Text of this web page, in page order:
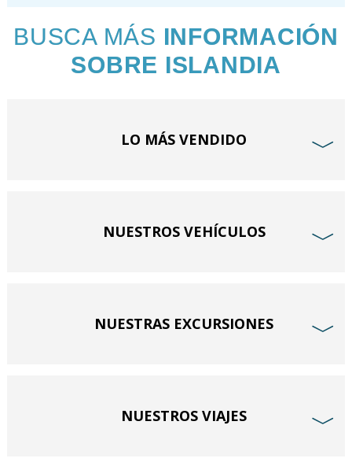
BUSCA MÁS INFORMACIÓN
SOBRE ISLANDIA
LO MÁS VENDIDO ﹀
NUESTROS VEHÍCULOS ﹀
NUESTRAS EXCURSIONES ﹀
NUESTROS VIAJES ﹀